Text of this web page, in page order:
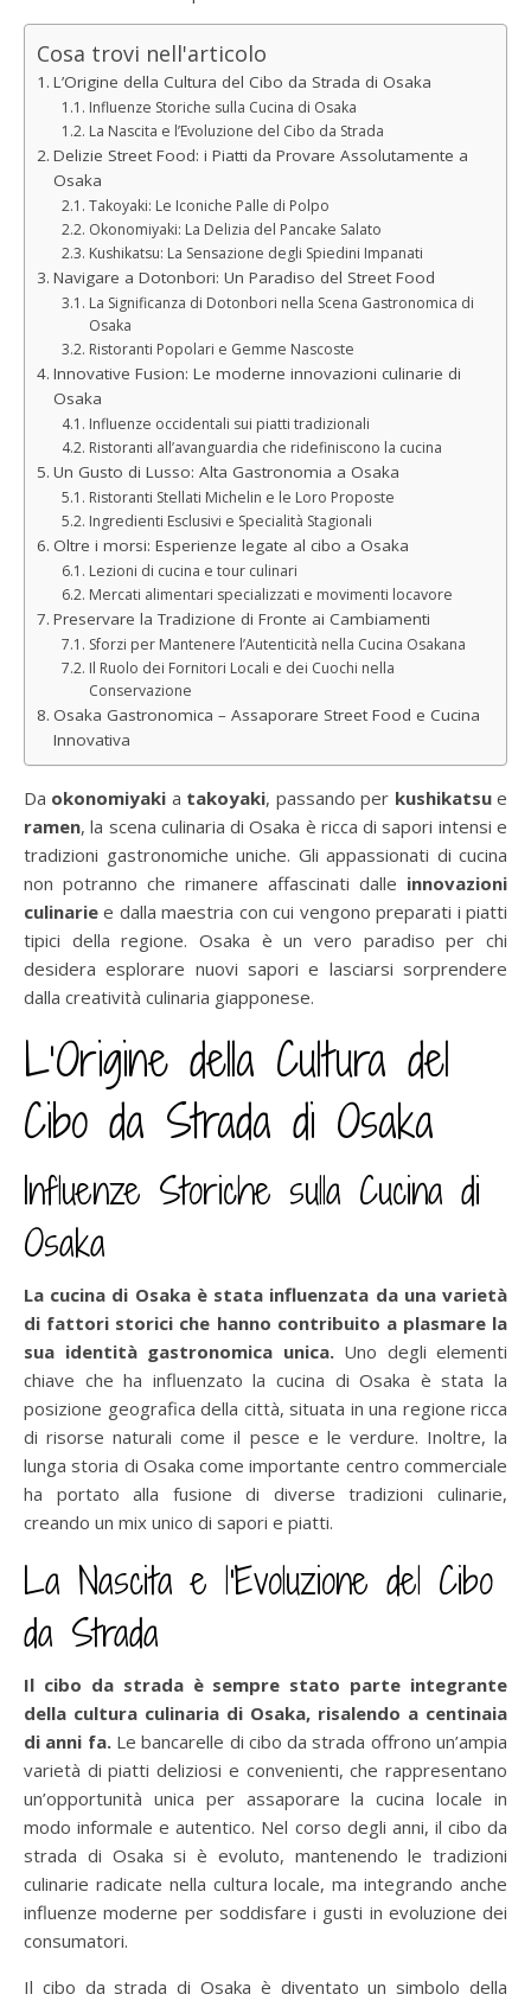
Cosa trovi nell'articolo
L’Origine della Cultura del Cibo da Strada di Osaka
Influenze Storiche sulla Cucina di Osaka
La Nascita e l’Evoluzione del Cibo da Strada
Delizie Street Food: i Piatti da Provare Assolutamente a
Osaka
Takoyaki: Le Iconiche Palle di Polpo
Okonomiyaki: La Delizia del Pancake Salato
Kushikatsu: La Sensazione degli Spiedini Impanati
Navigare a Dotonbori: Un Paradiso del Street Food
La Significanza di Dotonbori nella Scena Gastronomica di
Osaka
Ristoranti Popolari e Gemme Nascoste
Innovative Fusion: Le moderne innovazioni culinarie di
Osaka
Influenze occidentali sui piatti tradizionali
Ristoranti all’avanguardia che ridefiniscono la cucina
Un Gusto di Lusso: Alta Gastronomia a Osaka
Ristoranti Stellati Michelin e le Loro Proposte
Ingredienti Esclusivi e Specialità Stagionali
Oltre i morsi: Esperienze legate al cibo a Osaka
Lezioni di cucina e tour culinari
Mercati alimentari specializzati e movimenti locavore
Preservare la Tradizione di Fronte ai Cambiamenti
Sforzi per Mantenere l’Autenticità nella Cucina Osakana
Il Ruolo dei Fornitori Locali e dei Cuochi nella
Conservazione
Osaka Gastronomica – Assaporare Street Food e Cucina
Innovativa
Da okonomiyaki a takoyaki, passando per kushikatsue
ramen, la scena culinaria di Osaka è ricca di sapori intensi e
tradizioni gastronomiche uniche. Gli appassionati di cucina
non potranno che rimanere affascinati dalle innovazioni
culinarie e dalla maestria con cui vengono preparati i piatti
tipici della regione. Osaka è un vero paradiso per chi
desidera esplorare nuovi sapori e lasciarsi sorprendere
dalla creatività culinaria giapponese.
L’Origine della Cultura del
Cibo da Strada di Osaka
Influenze Storiche sulla Cucina di
Osaka
La cucina di Osaka è stata influenzata da una varietà
di fattori storici che hanno contribuito a plasmare la
sua identità gastronomica unica.Uno degli elementi
chiave che ha influenzato la cucina di Osaka è stata la
posizione geografica della città, situata in una regione ricca
di risorse naturali come il pesce e le verdure. Inoltre, la
lunga storia di Osaka come importante centro commerciale
ha portato alla fusione di diverse tradizioni culinarie,
creando un mix unico di sapori e piatti.
La Nascita e l’Evoluzione del Cibo
da Strada
Il cibo da strada è sempre stato parte integrante
della cultura culinaria di Osaka, risalendo a centinaia
di anni fa.Le bancarelle di cibo da strada offrono un’ampia
varietà di piatti deliziosi e convenienti, che rappresentano
un’opportunità unica per assaporare la cucina locale in
modo informale e autentico. Nel corso degli anni, il cibo da
strada di Osaka si è evoluto, mantenendo le tradizioni
culinarie radicate nella cultura locale, ma integrando anche
influenze moderne per soddisfare i gusti in evoluzione dei
consumatori.
Il cibo da strada di Osaka è diventato un simbolo della